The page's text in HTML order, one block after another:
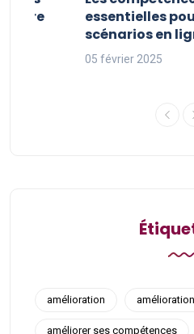
essentielles
scénarios en
05 février 2025
amélioration
améliorer ses compétences